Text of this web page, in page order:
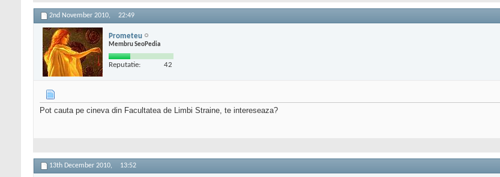
2nd November 2010, 22:49
Prometeu
Membru SeoPedia
Reputatie: 42
Pot cauta pe cineva din Facultatea de Limbi Straine, te intereseaza?
13th December 2010, 13:52